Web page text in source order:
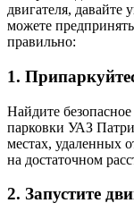
двигателя, давайте
можете
правильно:
1.
Найдите
парковки УАЗ
местах, удаленных
на достаточном
2. Запустите